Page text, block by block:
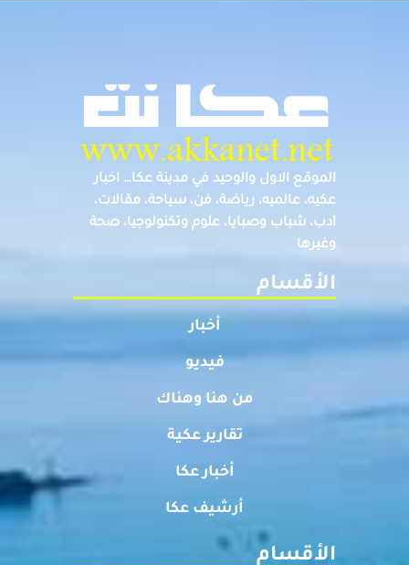
الموقع الاول والوحيد في مدينة عكا… اخبار
عكيه، عالميه، رياضة، فن، سياحة، مقالات،
ادب، شباب وصبايا، علوم وتكنولوجيا، صحة
وغيرها
الأقسام
أخبار
فيديو
من هنا وهناك
تقارير عكية
أخبار عكا
أرشيف عكا
الأقسام